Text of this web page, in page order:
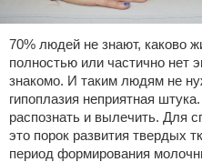
70% людей не знают, каково
полностью или частично нет
знакомо. И таким людям не
гипоплазия неприятная
распознать и вылечить. Для
это порок развития твердых
период формирования